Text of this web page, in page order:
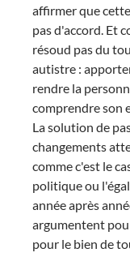
affirmer que
pas d'accord. Et
résoud pas du
autistre :
rendre la
comprendre son
La solution de
changements
comme c'est le
politique ou
année après
argumentent
pour le bien de